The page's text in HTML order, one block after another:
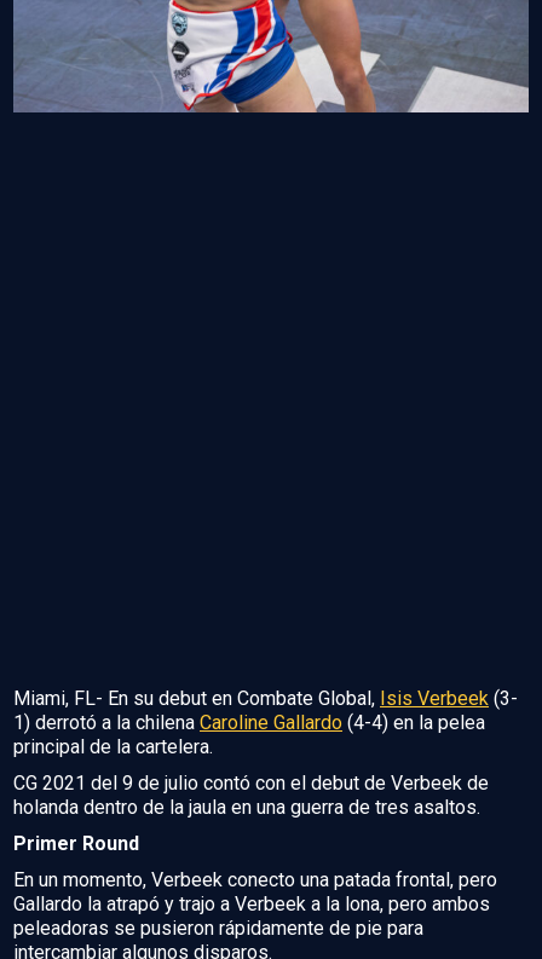
Miami, FL- En su debut en Combate Global, Isis Verbeek (3-
1) derrotó a la chilena Caroline Gallardo (4-4) en la pelea
principal de la cartelera.
CG 2021 del 9 de julio contó con el debut de Verbeek de
holanda dentro de la jaula en una guerra de tres asaltos.
Primer Round
En un momento, Verbeek conecto una patada frontal, pero
Gallardo la atrapó y trajo a Verbeek a la lona, pero ambos
peleadoras se pusieron rápidamente de pie para
intercambiar algunos disparos.